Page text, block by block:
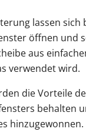
lassen sich
öffnen und
aus
verwendet wird.
die Vorteile
behalten